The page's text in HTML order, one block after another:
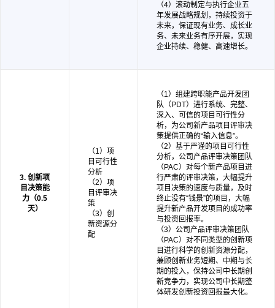
（4）滚动制定与执行企业五
年发展战略规划，持续投资于
未来，保证现有业务、成长业
务、未来业务有序开展，实现
企业持续、稳健、高速增长。
3. 创新项
目决策能
力（0.5
天）
（1）项
目可行性
分析
（2）项
目评审决
策
（3）创
新资源分
配
（1）组建跨职能产品开发团
队（PDT）进行系统、完整、
深入、可信的项目可行性分
析，为公司新产品项目评审决
策提供正确的“输入信息”。
（2）基于严谨的项目可行性
分析，公司产品评审决策团队
（PAC）对每个新产品项目进
行严肃的评审决策，大幅提升
项目决策的速度与质量，及时
终止没有“钱景”的项目，大幅
提升新产品开发项目的成功率
与投资回报率。
（3）公司产品评审决策团队
（PAC）对不同类型的创新项
目进行科学的创新资源分配，
兼顾创新业务短期、中期与长
期的投入，保持公司中长期创
新竞争力，实现公司中长期整
体研发创新投资回报最大化。